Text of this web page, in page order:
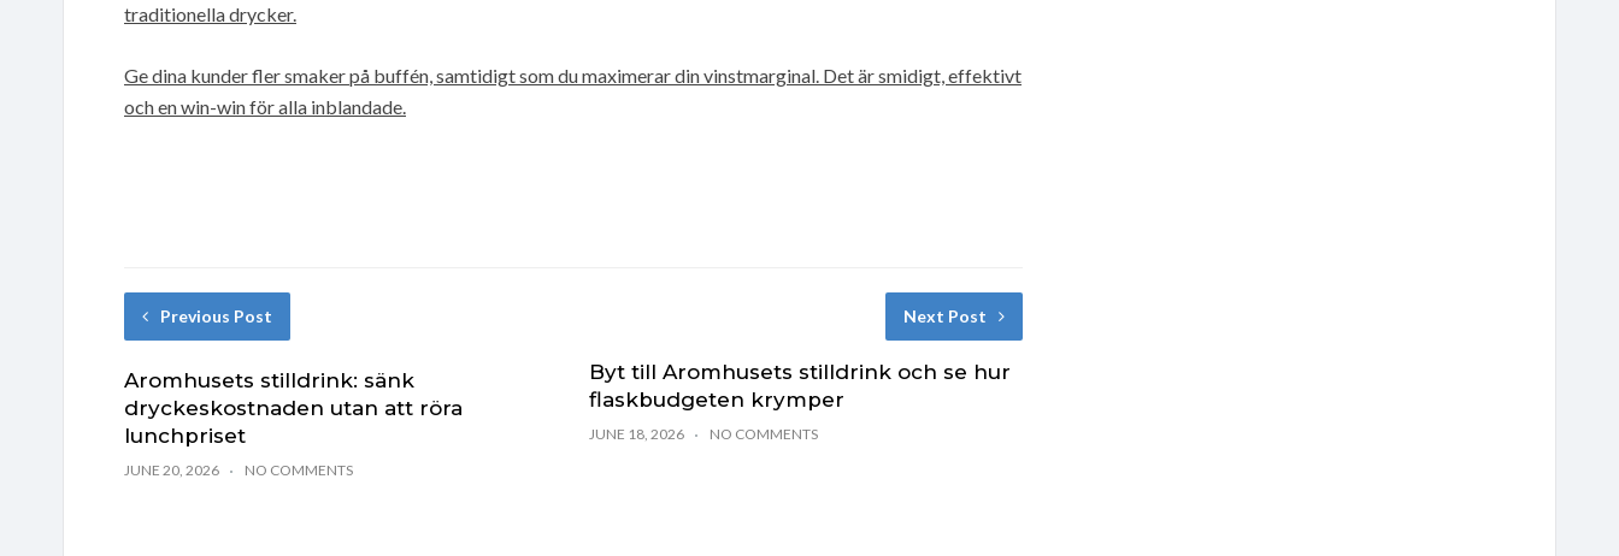
traditionella drycker.
Ge dina kunder fler smaker på buffén, samtidigt som du maximerar din vinstmarginal. Det är smidigt, effektivt
och en win-win för alla inblandade.
Previous Post
Aromhusets stilldrink: sänk
dryckeskostnaden utan att röra
lunchpriset
JUNE 20, 2026 NO COMMENTS
Next Post
Byt till Aromhusets stilldrink och se hur
flaskbudgeten krymper
JUNE 18, 2026 NO COMMENTS